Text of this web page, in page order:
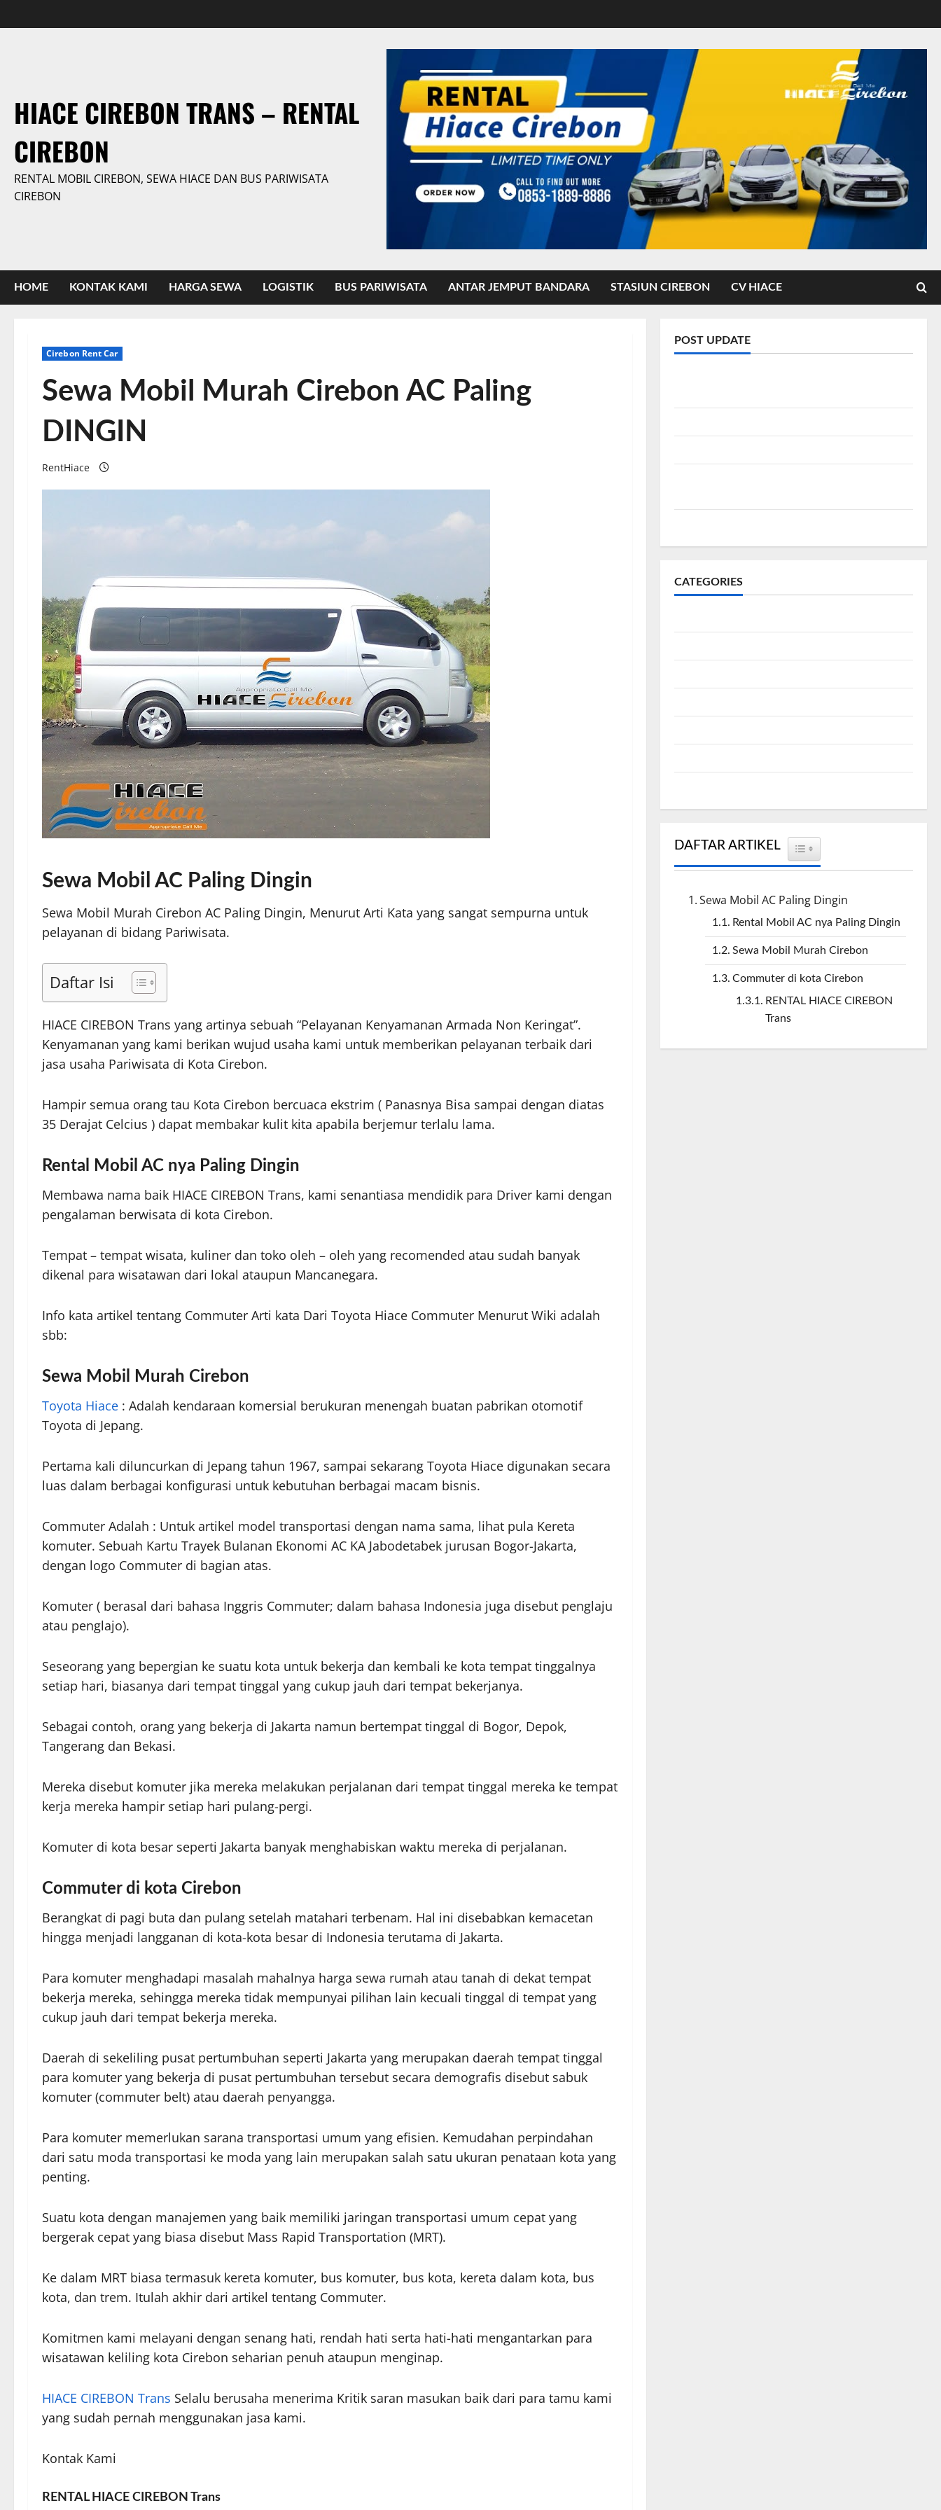
to
HIACE CIREBON TRANS – RENTAL
CIREBON
RENTAL MOBIL CIREBON, SEWA HIACE DAN BUS PARIWISATA
CIREBON
HOME KONTAK KAMI HARGA SEWA LOGISTIK BUS PARIWISATA ANTAR JEMPUT BANDARA STASIUN CIREBON CV HIACE
Cirebon Rent Car
Sewa Mobil Murah Cirebon AC Paling
DINGIN
RentHiace
Sewa Mobil AC Paling Dingin
Sewa Mobil Murah Cirebon AC Paling Dingin, Menurut Arti Kata yang sangat sempurna untuk
pelayanan di bidang Pariwisata.
Daftar Isi
HIACE CIREBON Trans yang artinya sebuah “Pelayanan Kenyamanan Armada Non Keringat”.
Kenyamanan yang kami berikan wujud usaha kami untuk memberikan pelayanan terbaik dari
jasa usaha Pariwisata di Kota Cirebon.
Hampir semua orang tau Kota Cirebon bercuaca ekstrim ( Panasnya Bisa sampai dengan diatas
35 Derajat Celcius ) dapat membakar kulit kita apabila berjemur terlalu lama.
Rental Mobil AC nya Paling Dingin
Membawa nama baik HIACE CIREBON Trans, kami senantiasa mendidik para Driver kami dengan
pengalaman berwisata di kota Cirebon.
Tempat – tempat wisata, kuliner dan toko oleh – oleh yang recomended atau sudah banyak
dikenal para wisatawan dari lokal ataupun Mancanegara.
Info kata artikel tentang Commuter Arti kata Dari Toyota Hiace Commuter Menurut Wiki adalah
sbb:
Sewa Mobil Murah Cirebon
Toyota Hiace : Adalah kendaraan komersial berukuran menengah buatan pabrikan otomotif
Toyota di Jepang.
Pertama kali diluncurkan di Jepang tahun 1967, sampai sekarang Toyota Hiace digunakan secara
luas dalam berbagai konfigurasi untuk kebutuhan berbagai macam bisnis.
Commuter Adalah : Untuk artikel model transportasi dengan nama sama, lihat pula Kereta
komuter. Sebuah Kartu Trayek Bulanan Ekonomi AC KA Jabodetabek jurusan Bogor-Jakarta,
dengan logo Commuter di bagian atas.
Komuter ( berasal dari bahasa Inggris Commuter; dalam bahasa Indonesia juga disebut penglaju
atau penglajo).
Seseorang yang bepergian ke suatu kota untuk bekerja dan kembali ke kota tempat tinggalnya
setiap hari, biasanya dari tempat tinggal yang cukup jauh dari tempat bekerjanya.
Sebagai contoh, orang yang bekerja di Jakarta namun bertempat tinggal di Bogor, Depok,
Tangerang dan Bekasi.
Mereka disebut komuter jika mereka melakukan perjalanan dari tempat tinggal mereka ke tempat
kerja mereka hampir setiap hari pulang-pergi.
Komuter di kota besar seperti Jakarta banyak menghabiskan waktu mereka di perjalanan.
Commuter di kota Cirebon
Berangkat di pagi buta dan pulang setelah matahari terbenam. Hal ini disebabkan kemacetan
hingga menjadi langganan di kota-kota besar di Indonesia terutama di Jakarta.
Para komuter menghadapi masalah mahalnya harga sewa rumah atau tanah di dekat tempat
bekerja mereka, sehingga mereka tidak mempunyai pilihan lain kecuali tinggal di tempat yang
cukup jauh dari tempat bekerja mereka.
Daerah di sekeliling pusat pertumbuhan seperti Jakarta yang merupakan daerah tempat tinggal
para komuter yang bekerja di pusat pertumbuhan tersebut secara demografis disebut sabuk
komuter (commuter belt) atau daerah penyangga.
Para komuter memerlukan sarana transportasi umum yang efisien. Kemudahan perpindahan
dari satu moda transportasi ke moda yang lain merupakan salah satu ukuran penataan kota yang
penting.
Suatu kota dengan manajemen yang baik memiliki jaringan transportasi umum cepat yang
bergerak cepat yang biasa disebut Mass Rapid Transportation (MRT).
Ke dalam MRT biasa termasuk kereta komuter, bus komuter, bus kota, kereta dalam kota, bus
kota, dan trem. Itulah akhir dari artikel tentang Commuter.
Komitmen kami melayani dengan senang hati, rendah hati serta hati-hati mengantarkan para
wisatawan keliling kota Cirebon seharian penuh ataupun menginap.
HIACE CIREBON Trans Selalu berusaha menerima Kritik saran masukan baik dari para tamu kami
yang sudah pernah menggunakan jasa kami.
Kontak Kami
RENTAL HIACE CIREBON Trans
POST UPDATE
CATEGORIES
DAFTAR ARTIKEL TOGGLE TABLE OF CONTENT
Sewa Mobil AC Paling Dingin
Rental Mobil AC nya Paling Dingin
Sewa Mobil Murah Cirebon
Commuter di kota Cirebon
RENTAL HIACE CIREBON
Trans